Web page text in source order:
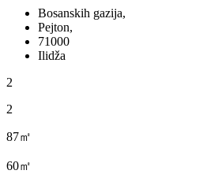
Bosanskih gazija,
Pejton,
71000
Ilidža
2
2
87㎡
60㎡